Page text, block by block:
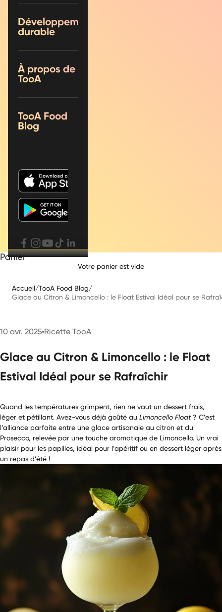
Développement
durable
À propos de
TooA
TooA Food
Blog
Panier
Votre panier est vide
Accueil/TooA Food Blog/
Glace au Citron & Limoncello : le Float Estival Idéal pour se
10 avr. 2025 Ricette TooA
Glace au Citron & Limoncello : le Float
Estival Idéal pour se Rafraîchir
Quand les températures grimpent, rien ne vaut un dessert frais,
léger et pétillant. Avez-vous déjà goûté au Limoncello Float? C’est
l’alliance parfaite entre une glace artisanale au citron et du
Prosecco, relevée par une touche aromatique de Limoncello. Un vrai
plaisir pour les papilles, idéal pour l’apéritif ou en dessert léger après
un repas d’été !